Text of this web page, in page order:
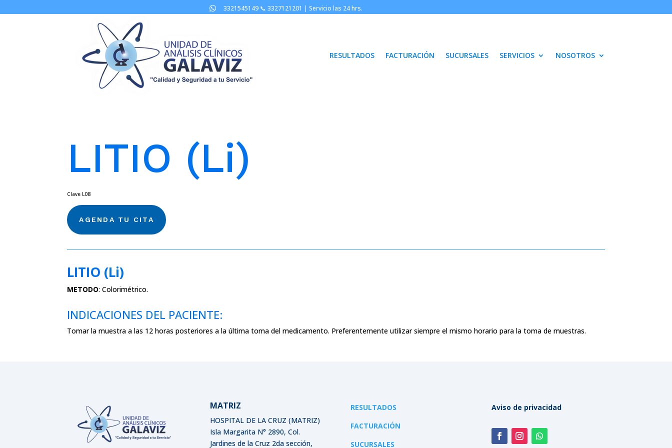
 3321545149 📞 3327121201 | Servicio las 24 hrs.
RESULTADOS FACTURACIÓN SUCURSALES SERVICIOS NOSOTROS
LITIO (Li)
Clave L08
AGENDA TU CITA
LITIO (Li)
METODO: Colorimétrico.
INDICACIONES DEL PACIENTE:
Tomar la muestra a las 12 horas posteriores a la última toma del medicamento. Preferentemente utilizar siempre el mismo horario para la toma de muestras.
MATRIZ
HOSPITAL DE LA CRUZ (MATRIZ)
Isla Margarita N° 2890, Col.
Jardines de la Cruz 2da sección,
RESULTADOS
FACTURACIÓN
SUCURSALES
Aviso de privacidad